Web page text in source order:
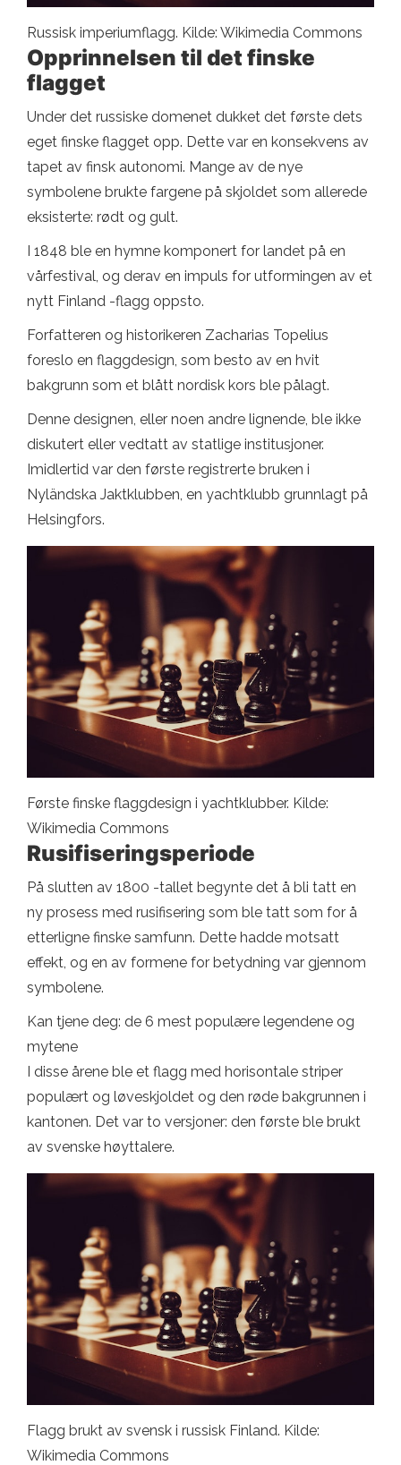
Russisk imperiumflagg. Kilde: Wikimedia Commons
Opprinnelsen til det finske
flagget
Under det russiske domenet dukket det første dets
eget finske flagget opp. Dette var en konsekvens av
tapet av finsk autonomi. Mange av de nye
symbolene brukte fargene på skjoldet som allerede
eksisterte: rødt og gult.
I 1848 ble en hymne komponert for landet på en
vårfestival, og derav en impuls for utformingen av et
nytt Finland -flagg oppsto.
Forfatteren og historikeren Zacharias Topelius
foreslo en flaggdesign, som besto av en hvit
bakgrunn som et blått nordisk kors ble pålagt.
Denne designen, eller noen andre lignende, ble ikke
diskutert eller vedtatt av statlige institusjoner.
Imidlertid var den første registrerte bruken i
Nyländska Jaktklubben, en yachtklubb grunnlagt på
Helsingfors.
Første finske flaggdesign i yachtklubber. Kilde:
Wikimedia Commons
Rusifiseringsperiode
På slutten av 1800 -tallet begynte det å bli tatt en
ny prosess med rusifisering som ble tatt som for å
etterligne finske samfunn. Dette hadde motsatt
effekt, og en av formene for betydning var gjennom
symbolene.
Kan tjene deg: de 6 mest populære legendene og
mytene
I disse årene ble et flagg med horisontale striper
populært og løveskjoldet og den røde bakgrunnen i
kantonen. Det var to versjoner: den første ble brukt
av svenske høyttalere.
Flagg brukt av svensk i russisk Finland. Kilde:
Wikimedia Commons